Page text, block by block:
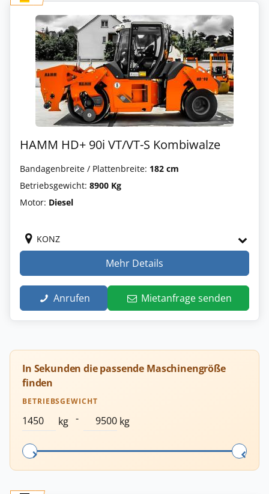
HAMM HD+ 90i VT/VT-S Kombiwalze
Bandagenbreite / Plattenbreite: 182 cm
Betriebsgewicht: 8900 Kg
Motor: Diesel
KONZ
Mehr Details
Anrufen Mietanfrage senden
In Sekunden die passende Maschinengröße
finden
BETRIEBSGEWICHT
kg - kg